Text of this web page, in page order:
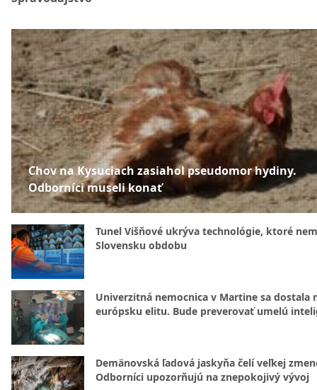
Chov na Kysuciach zasiahol pseudomor hydiny.
Odborníci museli konať
Tunel Višňové ukrýva technológie, ktoré
Slovensku obdobu
Univerzitná nemocnica v Martine sa dostala
európsku elitu. Bude preverovať umelú
Demänovská ľadová jaskyňa čelí veľkej
Odborníci upozorňujú na znepokojivý vývoj